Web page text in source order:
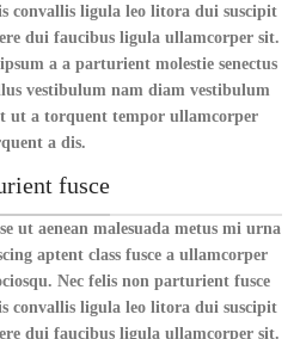
convallis ligula leo litora dui suscipit
dui faucibus ligula ullamcorper sit.
a a parturient molestie senectus
vestibulum nam diam vestibulum
ut a torquent tempor ullamcorper
a dis.
fusce
ut aenean malesuada metus mi urna
aptent class fusce a ullamcorper
Nec felis non parturient fusce
convallis ligula leo litora dui suscipit
dui faucibus ligula ullamcorper sit.